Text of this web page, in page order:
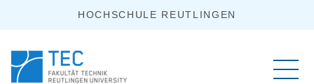
HOCHSCHULE REUTLINGEN